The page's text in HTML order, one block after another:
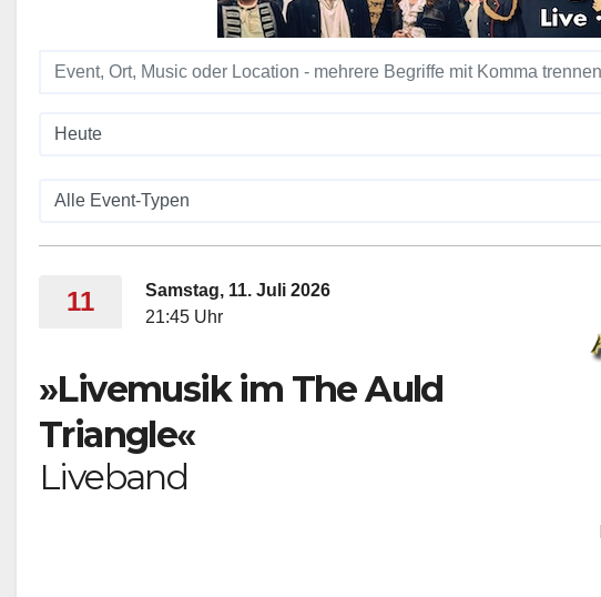
11
Samstag, 11. Juli 2026
21:45 Uhr
»Livemusik im The Auld
Triangle«
Liveband